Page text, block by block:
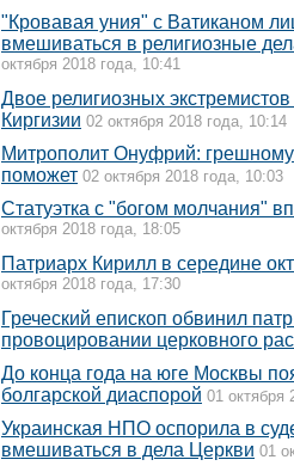
"Кровавая уния" с Ватиканом
вмешиваться в религиозные
октября 2018 года, 10:41
Двое религиозных
Киргизии 02 октября 2018 года, 10:14
Митрополит Онуфрий: грешному
поможет 02 октября 2018 года, 10:03
Статуэтка с "богом молчания"
октября 2018 года, 18:05
Патриарх Кирилл в середине
октября 2018 года, 17:30
Греческий епископ обвинил
провоцировании церковного
До конца года на юге Москвы
болгарской диаспорой 01 октября
Украинская НПО оспорила в
вмешиваться в дела Церкви 01